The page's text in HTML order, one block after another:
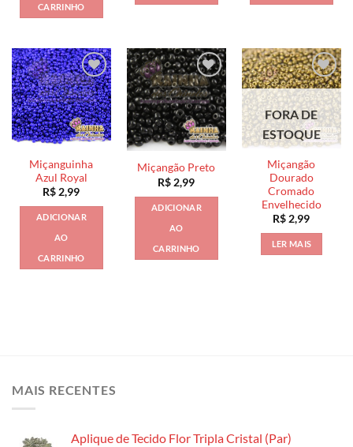
CARRINHO
Miçanguinha
Azul Royal
R$ 2,99
ADICIONAR
AO
CARRINHO
Miçangão Preto
R$ 2,99
ADICIONAR
AO
CARRINHO
FORA DE
ESTOQUE
Miçangão
Dourado
Cromado
Envelhecido
R$ 2,99
LER MAIS
MAIS RECENTES
Aplique de Tecido Flor Tripla Cristal (Par)